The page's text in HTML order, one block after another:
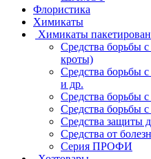
Флористика
Химикаты
Химикаты
Средства борьбы
кроты)
Средства борьбы
и др.
Средства борьбы
Средства борьбы
Средства защиты
Средства от
Серия ПРОФИ